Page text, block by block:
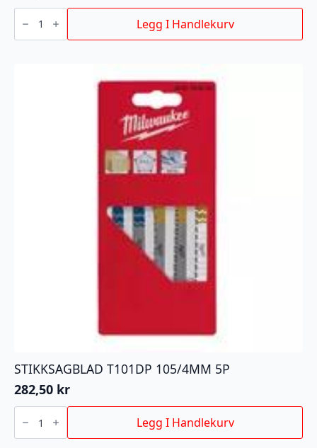
BAJONETTSAGBLAD
150/
10/14TPI
5P
Legg I Handlekurv
STIKKSAGBLAD T101DP 105/4MM 5P
282,50 kr
STIKKSAGBLAD
T101DP
105/4MM
5P
Legg I Handlekurv